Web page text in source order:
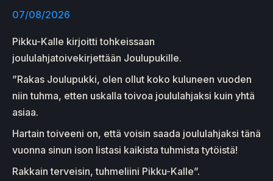
07/08/2026
Pikku-Kalle kirjoitti tohkeissaan
joululahjatoivekirjettään Joulupukille.
”Rakas Joulupukki, olen ollut koko kuluneen vuoden
niin tuhma, etten uskalla toivoa joululahjaksi kuin yhtä
asiaa.
Hartain toiveeni on, että voisin saada joululahjaksi tänä
vuonna sinun ison listasi kaikista tuhmista tytöistä!
Rakkain terveisin, tuhmeliini Pikku-Kalle”.